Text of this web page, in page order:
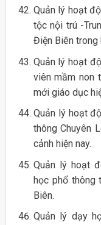
Quản lý hoạt
tộc nội trú -
Điện Biên trong
Quản lý hoạt
viên mầm non
mới giáo dục
Quản lý hoạt
thông Chuyên
cảnh hiện nay.
Quản lý hoạt
học phổ thông
Biên.
Quản lý dạy